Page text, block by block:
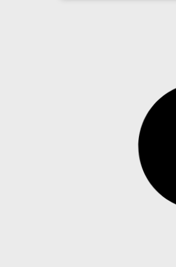
Xiaomi lança câmera
painel solar e que